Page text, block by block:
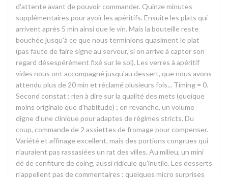
d'attente avant de pouvoir commander. Quinze minutes
supplémentaires pour avoir les apéritifs. Ensuite les plats qui
arrivent après 5 min ainsi que le vin. Mais la bouteille reste
bouchée jusqu'à ce que nous terminions quasiment le plat
(pas faute de faire signe au serveur, si on arrive à capter son
regard désespérément fixé sur le sol). Les verres à apéritif
vides nous ont accompagné jusqu'au dessert, que nous avons
attendu plus de 20 min et réclamé plusieurs fois... Timing = 0.
Second constat : rien à dire sur la qualité des mets (quoique
moins originale que d'habitude) ; en revanche, un volume
digne d'une clinique pour adaptes de régimes stricts. Du
coup, commande de 2 assiettes de fromage pour compenser.
Variété et affinage excellent, mais des portions congrues qui
n'auraient pas rassasiées un rat des villes. Au milieu, un mini
dé de confiture de coing, aussi ridicule qu'inutile. Les desserts
n'appellent pas de commentaires : quelques micro surprises